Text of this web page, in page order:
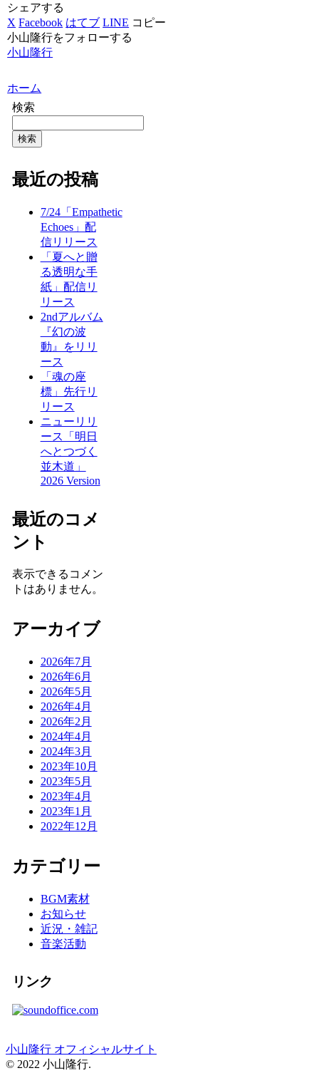
シェアする
X Facebook はてブ LINE コピー
小山隆行をフォローする
小山隆行
ホーム
検索
検索
最近の投稿
7/24「Empathetic
Echoes」配
信リリース
「夏へと贈
る透明な手
紙」配信リ
リース
2ndアルバム
『幻の波
動』をリリ
ース
「魂の座
標」先行リ
リース
ニューリリ
ース「明日
へとつづく
並木道」
2026 Version
最近のコメ
ント
表示できるコメン
トはありません。
アーカイブ
2026年7月
2026年6月
2026年5月
2026年4月
2026年2月
2024年4月
2024年3月
2023年10月
2023年5月
2023年4月
2023年1月
2022年12月
カテゴリー
BGM素材
お知らせ
近況・雑記
音楽活動
リンク
小山隆行 オフィシャルサイト
© 2022 小山隆行.